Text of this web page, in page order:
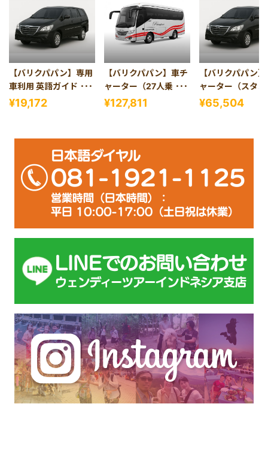
【バリクパパン】専用
車利用 英語ガイド付き
空港送迎
¥19,172
【バリクパパン】車チ
ャーター（27人乗りバ
ス利用）
¥127,811
【バリクパパン
ャーター（スタ
ド・4人乗り）
¥65,504